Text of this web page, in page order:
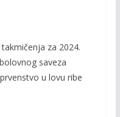
za 2024.
saveza
u lovu ribe